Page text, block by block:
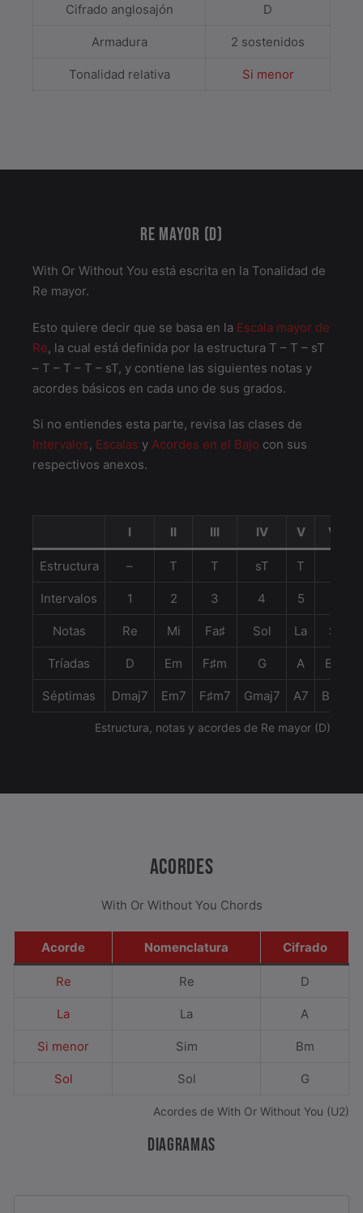
Cifrado anglosajón D
Armadura 2 sostenidos
Tonalidad relativa Si menor
RE MAYOR (D)
With Or Without You está escrita en la Tonalidad de
Re mayor.
Esto quiere decir que se basa en la Escala mayor de
Re, la cual está definida por la estructura T – T – sT
– T – T – T – sT, y contiene las siguientes notas y
acordes básicos en cada uno de sus grados.
Si no entiendes esta parte, revisa las clases de
Intervalos, Escalas y Acordes en el Bajo con sus
respectivos anexos.
I II III IV V VI
Estructura – T T sT T
Intervalos 1 2 3 4 5
Notas Re Mi Fa♯ Sol La Si
Tríadas D Em F♯m G A Bm
Séptimas Dmaj7 Em7 F♯m7 Gmaj7 A7 Bm7
Estructura, notas y acordes de Re mayor (D)
ACORDES
With Or Without You Chords
Acorde Nomenclatura Cifrado
Re Re D
La La A
Si menor Sim Bm
Sol Sol G
Acordes de With Or Without You (U2)
DIAGRAMAS